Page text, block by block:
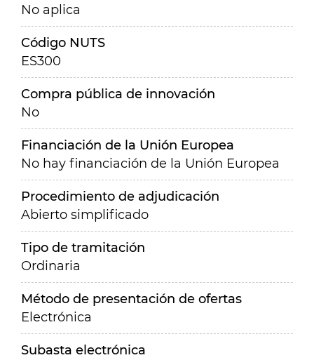
No aplica
Código NUTS
ES300
Compra pública de innovación
No
Financiación de la Unión Europea
No hay financiación de la Unión Europea
Procedimiento de adjudicación
Abierto simplificado
Tipo de tramitación
Ordinaria
Método de presentación de ofertas
Electrónica
Subasta electrónica